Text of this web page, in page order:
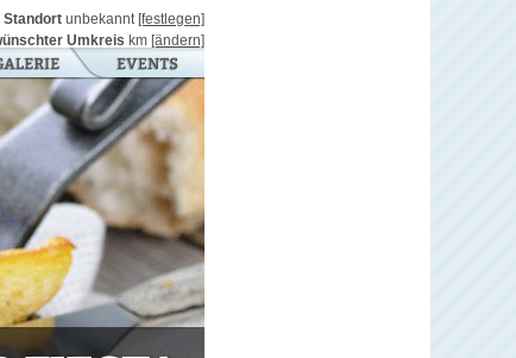
Standort unbekannt [festlegen]
Umkreis km [ändern]